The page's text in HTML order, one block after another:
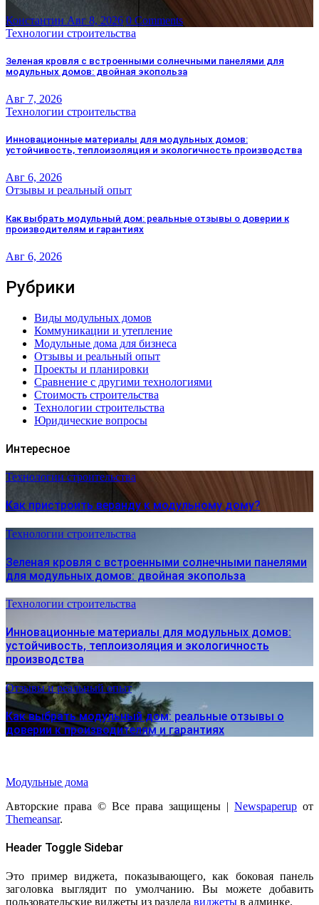
Константин Авг 8, 2026 0 Comments
Технологии строительства
Зеленая кровля с встроенными солнечными панелями для
модульных домов: двойная экопольза
Авг 7, 2026
Технологии строительства
Инновационные материалы для модульных домов:
устойчивость, теплоизоляция и экологичность производства
Авг 6, 2026
Отзывы и реальный опыт
Как выбрать модульный дом: реальные отзывы о доверии к
производителям и гарантиях
Авг 6, 2026
Рубрики
Виды модульных домов
Коммуникации и утепление
Модульные дома для бизнеса
Отзывы и реальный опыт
Проекты и планировки
Сравнение с другими технологиями
Стоимость строительства
Технологии строительства
Юридические вопросы
Интересное
Технологии строительства
Как пристроить веранду к модульному дому?
Технологии строительства
Зеленая кровля с встроенными солнечными панелями
для модульных домов: двойная экопольза
Технологии строительства
Инновационные материалы для модульных домов:
устойчивость, теплоизоляция и экологичность
производства
Отзывы и реальный опыт
Как выбрать модульный дом: реальные отзывы о
доверии к производителям и гарантиях
Модульные дома
Авторские права © Все права защищены | Newspaperup от
Themeansar.
Header Toggle Sidebar
Это пример виджета, показывающего, как боковая панель
заголовка выглядит по умолчанию. Вы можете добавить
пользовательские виджеты из раздела виджеты в админке.